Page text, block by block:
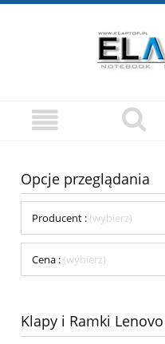
Opcje przeglądania
Producent : (wybierz)
Cena : (wybierz)
Klapy i Ramki Lenovo